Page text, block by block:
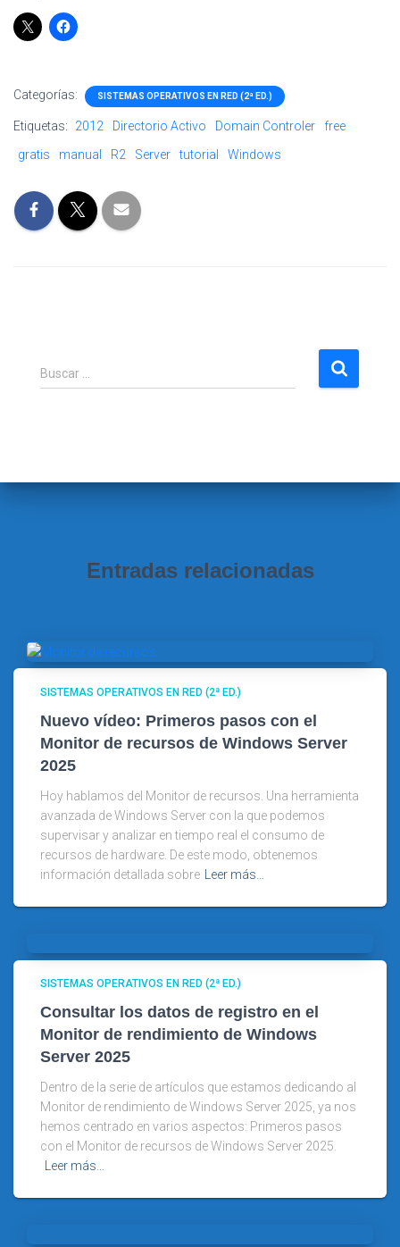
Categorías: SISTEMAS OPERATIVOS EN RED (2ª ED.)
Etiquetas: 2012 Directorio Activo Domain Controler
free
gratis
manual R2 Server tutorial Windows
B
u
:
Buscar …
Entradas relacionadas
SISTEMAS OPERATIVOS EN RED (2ª ED.)
Nuevo vídeo: Primeros pasos con el
Monitor de recursos de Windows Server
2025
Hoy hablamos del Monitor de recursos. Una herramienta
avanzada de Windows Server con la que podemos
supervisar y analizar en tiempo real el consumo de
recursos de hardware. De este modo, obtenemos
información detallada sobre Leer más…
SISTEMAS OPERATIVOS EN RED (2ª ED.)
Consultar los datos de registro en el
Monitor de rendimiento de Windows
Server 2025
Dentro de la serie de artículos que estamos dedicando al
Monitor de rendimiento de Windows Server 2025, ya nos
hemos centrado en varios aspectos: Primeros pasos
con el Monitor de recursos de Windows Server 2025.
Leer más…